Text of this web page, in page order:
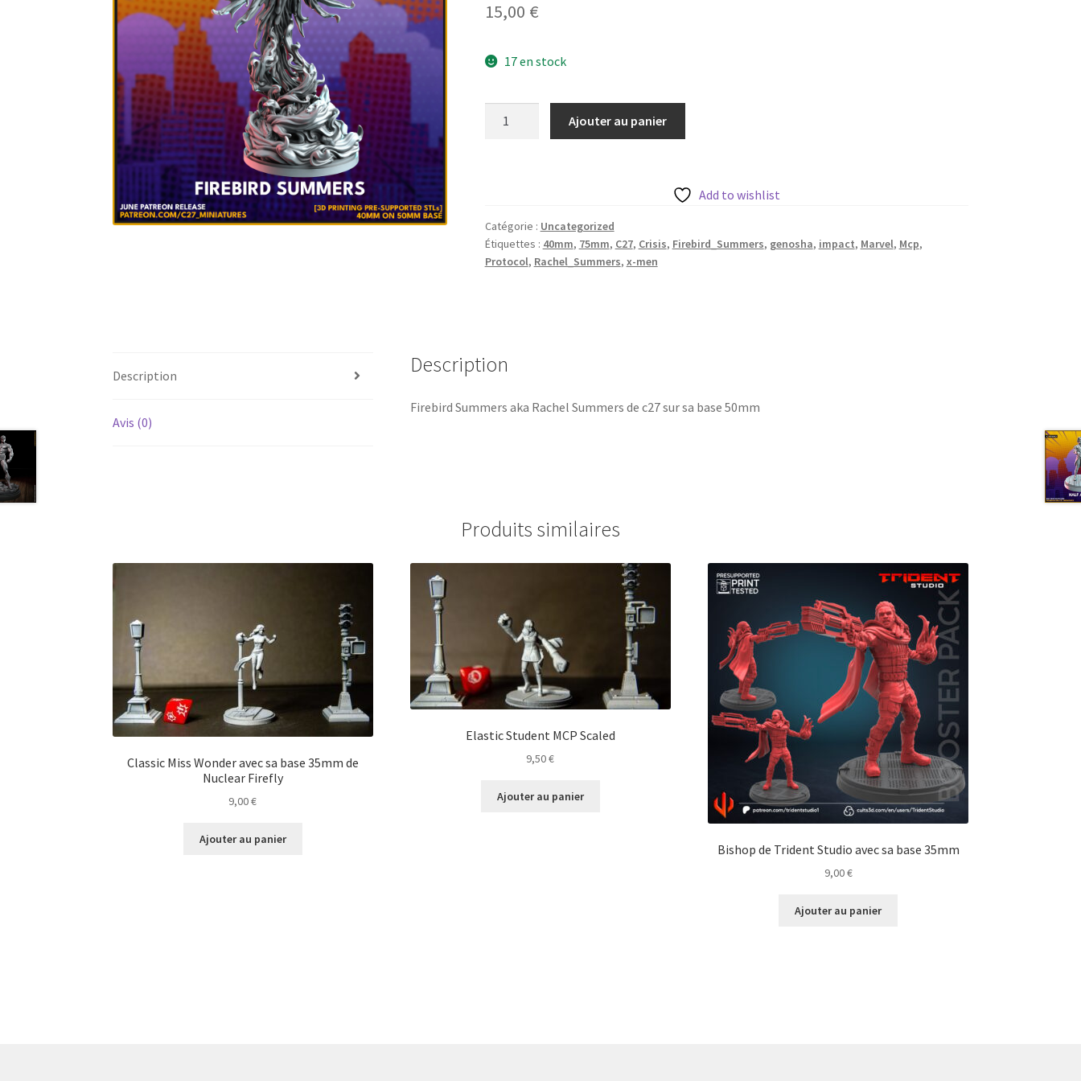
15,00 €
17 en stock
Summers
de
c27
Ajouter au panier
Add to wishlist
Catégorie : Uncategorized
Étiquettes : 40mm, 75mm, C27, Crisis, Firebird_Summers, genosha, impact, Marvel, Mcp,
Protocol, Rachel_Summers, x-men
Description
Avis (0)
Description
Firebird Summers aka Rachel Summers de c27 sur sa base 50mm
Produits similaires
Classic Miss Wonder avec sa base 35mm de
Nuclear Firefly
9,00€
Ajouter au panier
Elastic Student MCP Scaled
9,50€
Ajouter au panier
Bishop de Trident Studio avec sa base 35mm
9,00€
Ajouter au panier